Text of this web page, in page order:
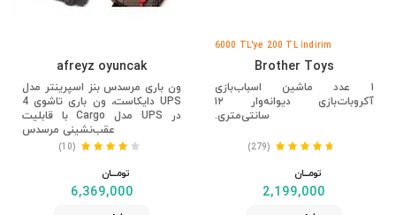
6000 TL'ye 200 TL İndirim
Brother Toys
۱ عدد ماشین اسباب‌بازی
آکروبات‌بازی دیوانه‌وار ۱۲
سانتی‌متری.
(279)
تومــــــان
2,199,000
afreyz oyuncak
ون باری مرسدس بنز اسپرینتر مدل
UPS دایکاست، ون باری تاشوی 4
در UPS مدل Cargo با قابلیت
عقب‌نشینی مرسدس
(10)
تومــــــان
6,369,000